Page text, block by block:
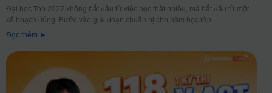
Đại học Top 2027 không bắt đầu từ việc học thật nhiều, mà bắt đầu từ một
kế hoạch đúng. Bước vào giai đoạn chuẩn bị cho năm học lớp
Đọc thêm ➤